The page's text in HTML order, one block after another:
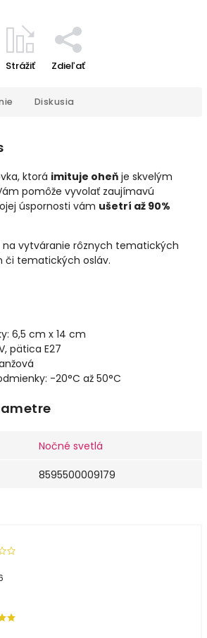
Strážiť Zdieľať
Diskusia
ktorá imituje oheň je skvelým
pomôže vyvolať zaujímavú
úspornosti vám ušetrí až 90%
na vytváranie rôznych tematických
či tematických osláv.
6,5 cm x 14 cm
pätica E27
-20°C až 50°C
Nočné svetlá
8595500009179